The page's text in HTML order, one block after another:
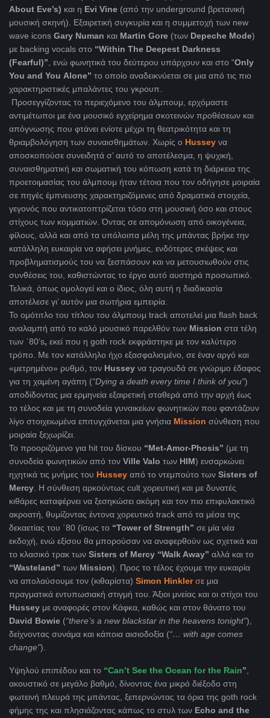
About Eve’s) και η Evi Vine (από την underground βρετανική
μουσική σκηνή). Εξαιρετική συγκυρία και η συμμετοχή των new
wave icons Gary Numan και Martin Gore (των Depeche Mode)
με backing vocals στο “Within The Deepest Darkness
(Fearful)”, ενώ φωνητικά του δεύτερου υπάρχουν και στo “Only
You and You Alone” το οποίο αναδεικνύεται σε μια από τις πιο
χαρακτηριστικές μπαλάντες του γκρουπ.
Προσεγγίζοντας το περιεχόμενο του άλμπουμ, ερχόμαστε
αντιμέτωποι με ένα μουσικό εγχείρημα σκοτεινών προθέσεων και
απόγνωσης που φτάνει ενίοτε μέχρι τη θεατρικότητα και τη
θριαμβολόγηση των συναισθημάτων. Χωρίς ο Hussey να
αποσκοπούσε συνειδητά σ’ αυτό το αποτέλεσμα, η ψυχική,
συναισθηματική και σωματική του κόπωση κατά τη διάρκεια της
προετοιμασίας του άλμπουμ ήταν τέτοια που τον οδήγησε μοιραία
σε πηγές έμπνευσης χαρακτηριζόμενες από δραματικά στοιχεία,
γεγονός που αντικατοπτρίζεται τόσο στη μουσική όσο και στους
στίχους των κομματιών. Όντας σε απομόνωση από οικογένεια,
φίλους, αλλά και από τα υπόλοιπα μέλη της μπάντας βρήκε την
κατάλληλη ευκαιρία να αφήσει μνήμες, ενδότερες σκέψεις και
προβληματισμούς του να ξεσπάσουν και να μετουσιωθούν στις
συνθέσεις του, καθιστώντας το έργο αυτό αυστηρά προσωπικό.
Τελικά, όπως ομολογεί και ο ίδιος, όλη αυτή η διαδικασία
αποτέλεσε γι’ αυτόν μια σωτήρια εμπειρία.
Το ομότιτλο του τίτλου του άλμπουμ track αποτελεί μια flash back
αναλαμπή από το καλό μουσικό παρελθόν των Mission στα τέλη
των ΄80’s, εκεί που η goth rock εκφράστηκε με τον καλύτερο
τρόπο. Με τον κατάλληλο ήχο εξασφαλισμένο, σε έναν αργό και
«μετρημένο» ρυθμό, τον Hussey να τραγουδά σε γνώριμο έδαφος
για τη χαμένη αγάπη (“Dying a death every time I think of you”)
αποδίδοντας μια ερμηνεία εξαιρετική σταθερά από την αρχή έως
το τέλος και με τη συνοδεία γυναικείων φωνητικών που φαντάζουν
λίγο στοιχειωμένα επιτυγχάνεται μια γνήσια Mission σύνθεση που
μοιραία ξεχωρίζει.
Το προοριζόμενο για hit του δίσκου “Met-Amor-Phosis” (με τη
συνοδεία φωνητικών από τον Ville Valo των ΗΙΜ) ενσαρκώνει
ηχητικά τις μνήμες του Hussey από το ντεμπούτο των Sisters of
Mercy. Η σύνθεση αρκούντως cult χορευτική και με δυνατές
κιθάρες καταφέρνει να ξεσηκώσει ακόμη και τον πιο επιφυλακτικό
ακροατή, θυμίζοντας έντονα χορευτικό track από τα μέσα της
δεκαετίας του ΄80 (ίσως το “Tower of Strength” σε μία νέα
εκδοχή, ενώ εξίσου θα μπορούσαν να αναφερθούν ως σχετικά και
το κλασικό τρακ των Sisters of Mercy “WalkAway” αλλά και το
“Wasteland” των Mission). Προς το τέλος έχουμε την ευκαιρία
να απολαύσουμε τον (κιθαρίστα) Simon Hinklerσε μια
πραγματικά εντυπωσιακή στιγμή του. Άξιοι μνείας και οι στίχοι του
Hussey με αναφορές στον Κάφκα, καθώς και στον θάνατο του
David Bowie (“there’s a newblackstar in the heavens tonight”),
δείχνοντας συνάμα και κάποια αισιοδοξία (“… with age comes
change”).
Υψηλού επιπέδου και το “Can’t See the Ocean for the Rain”,
ακουστικό σε μεγάλο βαθμό, δίνοντας ένα μικρό διέξοδο στη
φωτεινή πλευρά της μπάντας, ξεπερνώντας τα όρια της goth rock
φήμης της και πλησιάζοντας κάπως το στυλ των Echo and the